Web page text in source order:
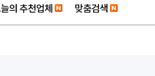
의 추천업체 맞춤검색